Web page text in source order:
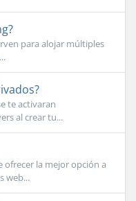
para alojar múltiples
te activaran
al crear tu...
ofrecer la mejor opción a
web...